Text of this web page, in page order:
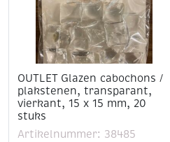
OUTLET Glazen cabochons /
plakstenen, transparant,
vierkant, 15 x 15 mm, 20
stuks
Artikelnummer: 38485